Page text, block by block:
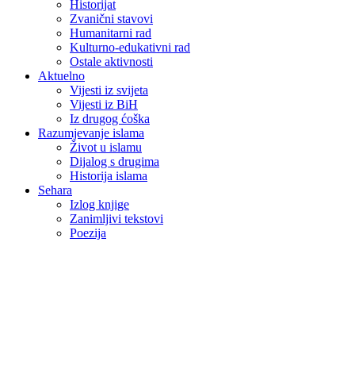
Historijat
Zvanični stavovi
Humanitarni rad
Kulturno-edukativni rad
Ostale aktivnosti
Aktuelno
Vijesti iz svijeta
Vijesti iz BiH
Iz drugog ćoška
Razumjevanje islama
Život u islamu
Dijalog s drugima
Historija islama
Sehara
Izlog knjige
Zanimljivi tekstovi
Poezija